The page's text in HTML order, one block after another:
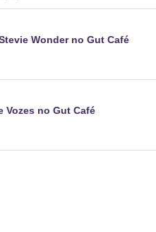
Wonder no Gut Café
Vozes no Gut Café